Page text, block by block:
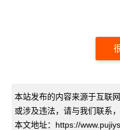
本站发布的内容来源于互联
或涉及违法，请与我们联系
本文地址：https://